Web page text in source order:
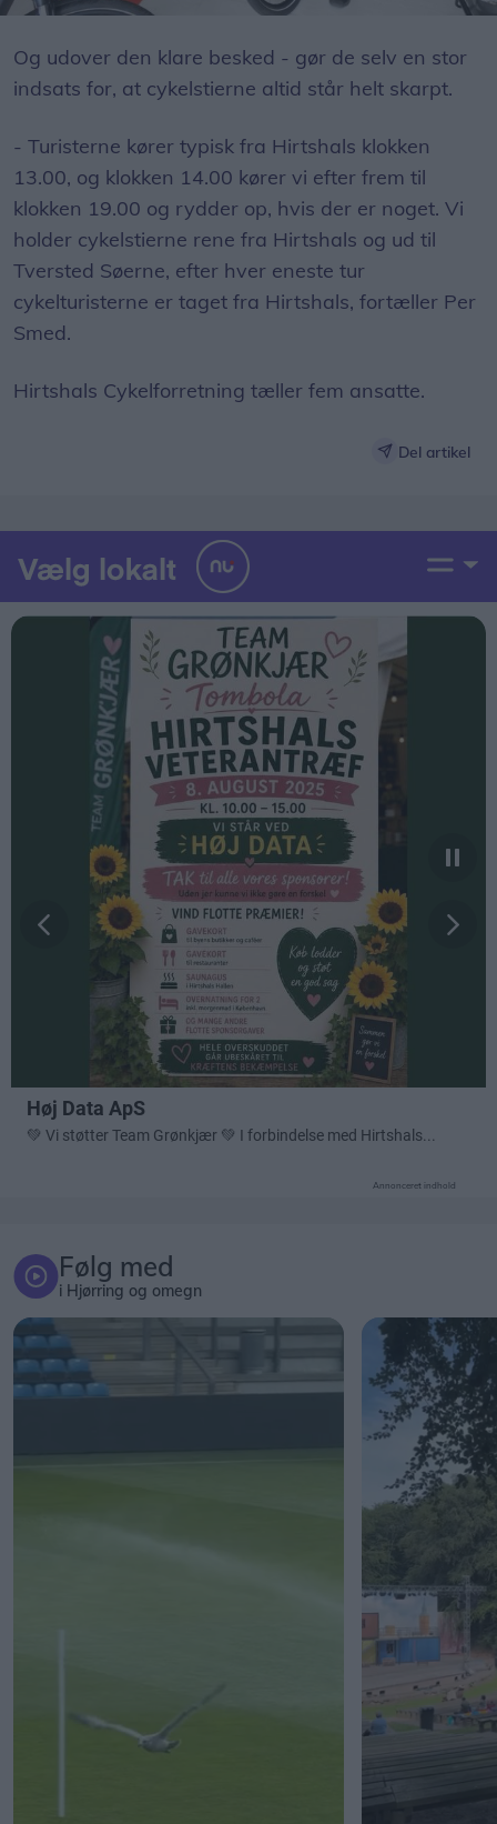
Og udover den klare besked - gør de selv en stor
indsats for, at cykelstierne altid står helt skarpt.
- Turisterne kører typisk fra Hirtshals klokken
13.00, og klokken 14.00 kører vi efter frem til
klokken 19.00 og rydder op, hvis der er noget. Vi
holder cykelstierne rene fra Hirtshals og ud til
Tversted Søerne, efter hver eneste tur
cykelturisterne er taget fra Hirtshals, fortæller Per
Smed.
Hirtshals Cykelforretning tæller fem ansatte.
Del artikel
Annonceret indhold
Følg med
i Hjørring og omegn